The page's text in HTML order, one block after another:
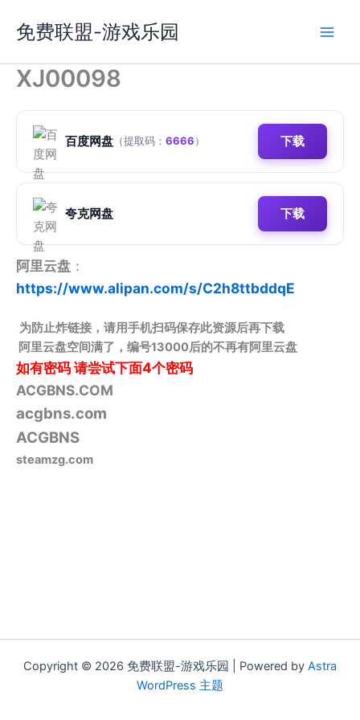
容
免费联盟-游戏乐园
XJ00098
百度网盘 （提取码： 6666） 下载
夸克网盘 下载
阿里云盘 ：
https://www.alipan.com/s/C2h8ttbddqE
为防止炸链接，请用手机扫码保存此资源后再下载
阿里云盘空间满了，编号13000后的不再有阿里云盘
如有密码请尝试下面4个密码
ACGBNS.COM
acgbns.com
ACGBNS
steamzg.com
Copyright © 2026 免费联盟-游戏乐园 | Powered by Astra
WordPress 主题